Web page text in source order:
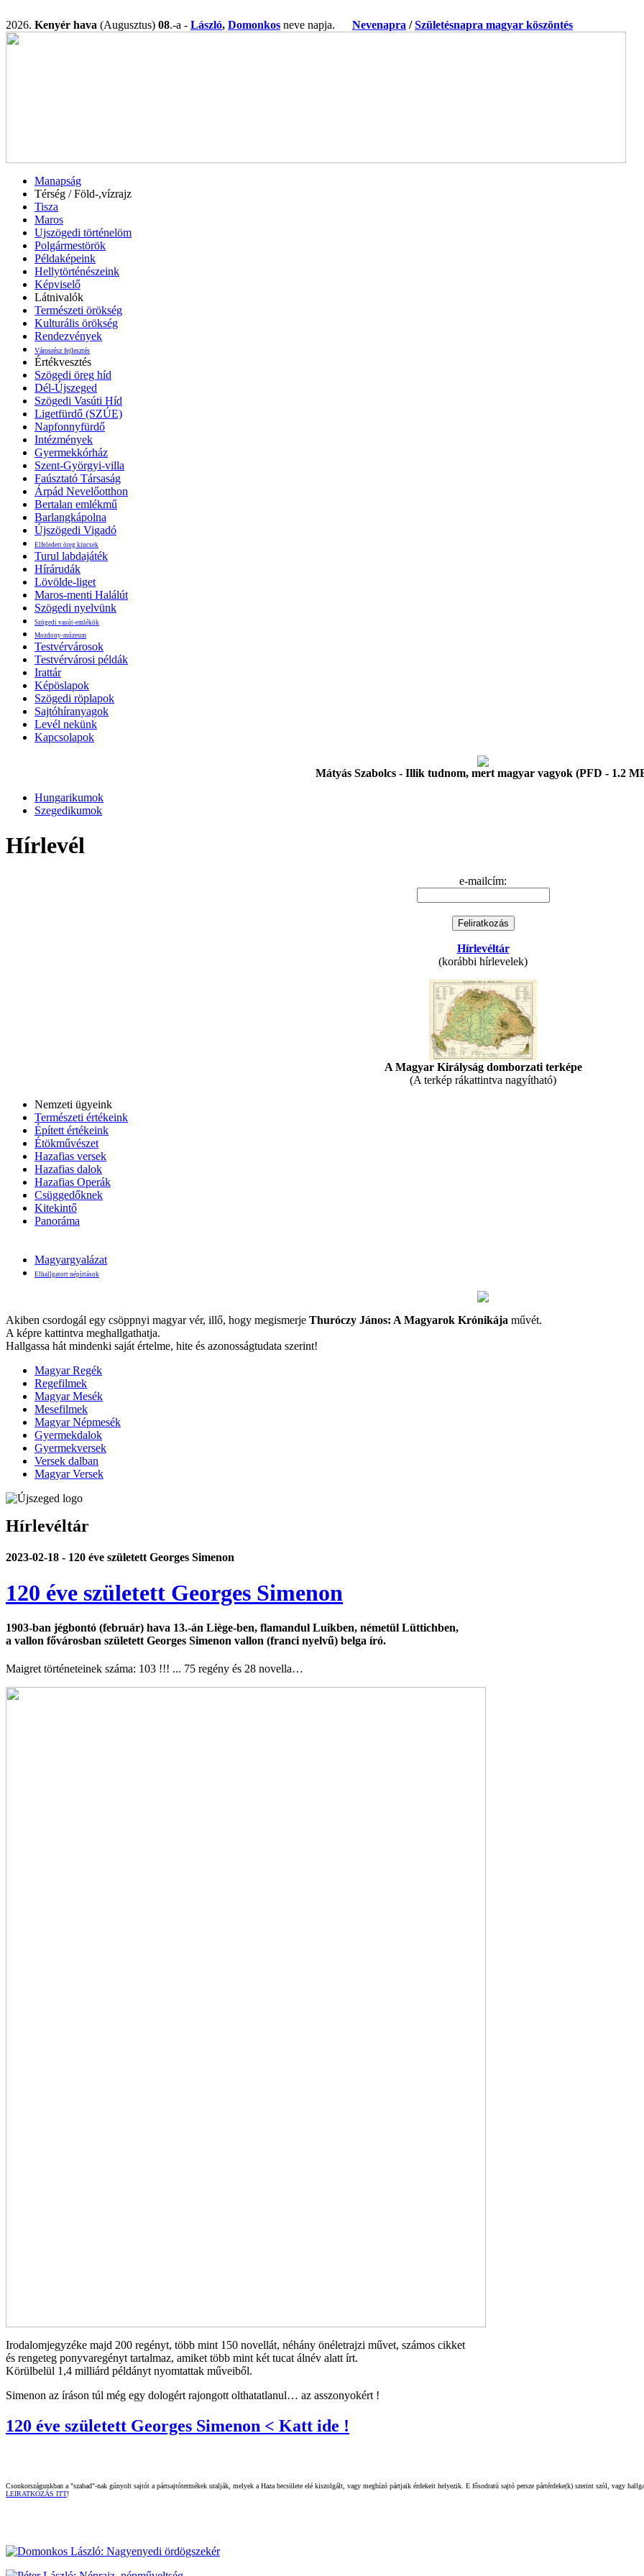
2026. Kenyér hava (Augusztus) 08.-a - László, Domonkos neve napja. Nevenapra /Születésnapra magyar köszöntés
Manapság
Térség / Föld-,vízrajz
Tisza
Maros
Ujszögedi történelöm
Polgármestörök
Példaképeink
Hellytörténészeink
Képviselő
Látnivalók
Természeti örökség
Kulturális örökség
Rendezvények
Városrész fejlesztés
Értékvesztés
Szögedi öreg híd
Dél-Újszeged
Szögedi Vasúti Híd
Ligetfürdő (SZÚE)
Napfonnyfürdő
Intézmények
Gyermekkórház
Szent-Györgyi-villa
Faúsztató Társaság
Árpád Nevelőotthon
Bertalan emlékmű
Barlangkápolna
Újszögedi Vigadó
Elfeledett öreg kincsek
Turul labdajáték
Hírárudák
Lövölde-liget
Maros-menti Halálút
Szögedi nyelvünk
Szögedi vasút-emlékök
Mozdony-múzeum
Testvérvárosok
Testvérvárosi példák
Irattár
Képöslapok
Szögedi röplapok
Sajtóhíranyagok
Levél nekünk
Kapcsolapok
Mátyás Szabolcs - Illik tudnom, mert magyar vagyok (PFD - 1.2
Hungarikumok
Szegedikumok
Hírlevél
e-mailcím:
Hírlevéltár
(korábbi hírlevelek)
A Magyar Királyság domborzati terképe
(A terkép rákattintva nagyítható)
Nemzeti ügyeink
Természeti értékeink
Épített értékeink
Étökművészet
Hazafias versek
Hazafias dalok
Hazafias Operák
Csüggedőknek
Kitekintő
Panoráma
Magyargyalázat
Elhallgatott népírtások
Akiben csordogál egy csöppnyi magyar vér, illő, hogy megismerje Thuróczy János: A Magyarok Krónikája művét.
A képre kattintva meghallgathatja.
Hallgassa hát mindenki saját értelme, hite és azonosságtudata szerint!
Magyar Regék
Regefilmek
Magyar Mesék
Mesefilmek
Magyar Népmesék
Gyermekdalok
Gyermekversek
Versek dalban
Magyar Versek
Hírlevéltár
2023-02-18 - 120 éve született Georges Simenon
120 éve született Georges Simenon
1903-ban jégbontó (február) hava 13.-án Liège-ben, flamandul Luikben, németül Lüttichben,
a vallon fővárosban született Georges Simenon vallon (franci nyelvű) belga író.
Maigret történeteinek száma: 103 !!! ... 75 regény és 28 novella…
Irodalomjegyzéke majd 200 regényt, több mint 150 novellát, néhány önéletrajzi művet, számos cikket
és rengeteg ponyvaregényt tartalmaz, amiket több mint két tucat álnév alatt írt.
Körülbelül 1,4 milliárd példányt nyomtattak műveiből.
Simenon az íráson túl még egy dologért rajongott olthatatlanul… az asszonyokért !
120 éve született Georges Simenon < Katt ide !
Csonkországunkban a "szabad"-nak gúnyolt sajtót a pártsajtótermékek uralják, melyek a Haza becsülete elé kiszolgált, vagy megbízó pártjaik érdekeit helyezik. E fősodratú sajtó persze pártérdeke(k) szerint szól, vagy
LEIRATKOZÁS ITT!